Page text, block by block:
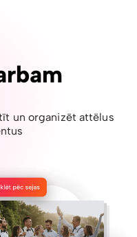
un organizēt attēlus